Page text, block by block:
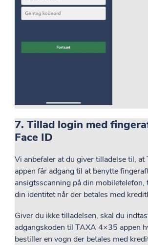
7. Tillad login med
Face ID
Vi anbefaler at du giver tilladelse til,
appen får adgang til at benytte
ansigtsscanning på din
din identitet når der betales med
Giver du ikke tilladelsen, skal du
adgangskoden til TAXA 4×35 appen
bestiller en vogn der betales med